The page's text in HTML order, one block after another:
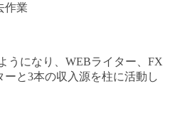
作業
うになり、WEBライター、FX
ーと3本の収入源を柱に活動し